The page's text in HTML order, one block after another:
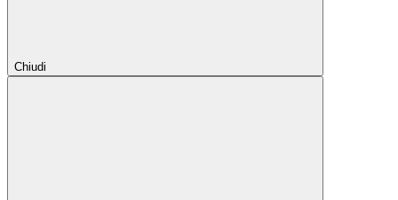
Chiudi